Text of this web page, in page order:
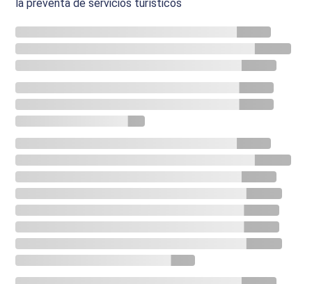
la preventa de servicios turísticos